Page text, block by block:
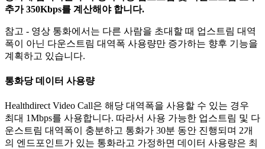
추가 350Kbps를 계 산해 야 합니 다.
참고 - 영상 통화에 서 는 다른 사람을 초대 할 때 업스 트림 대 역
폭이 아닌 다운스 트림 대 역폭 사용량만 증가하는 향후 기 능을
계 획하고 있습니 다.
통화당 데 이 터 사용량
Healthdirect Video Call은 해 당 대 역폭을 사용할 수 있는 경우
최 대 1Mbps를 사용합니 다. 따라서 사용 가능한 업스 트림 및 다
운스 트림 대 역폭이 충분하고 통화가 30분 동안 진행되 며 2개
의 엔 드 포인 트가 있는 통화라고 가정하면 데 이 터 사용량은 최